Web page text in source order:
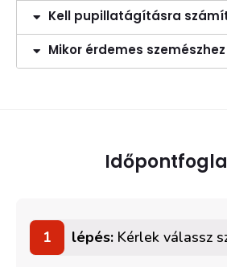
Kell pupillatágításra
Mikor érdemes
1 lépés: Kérlek válassz